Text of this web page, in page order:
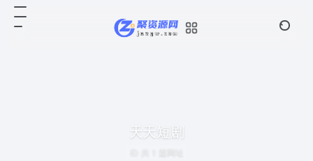
天天短剧